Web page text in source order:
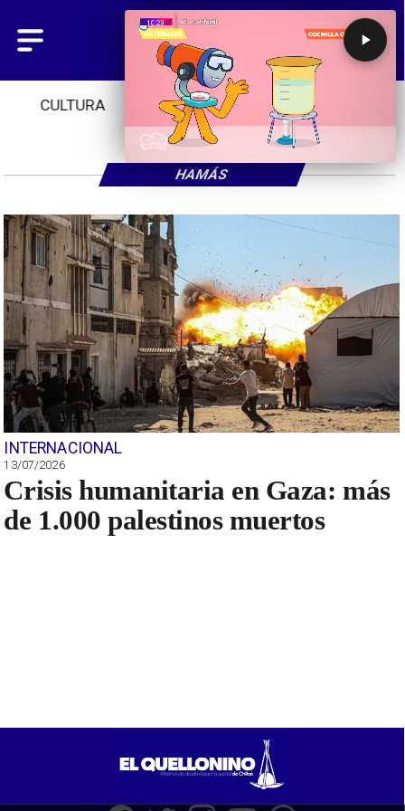
CULTURA TENDENCIAS INICIO
INTERNACIONAL
13/07/2026
Crisis humanitaria en Gaza: más
de 1.000 palestinos muertos
HAMÁS